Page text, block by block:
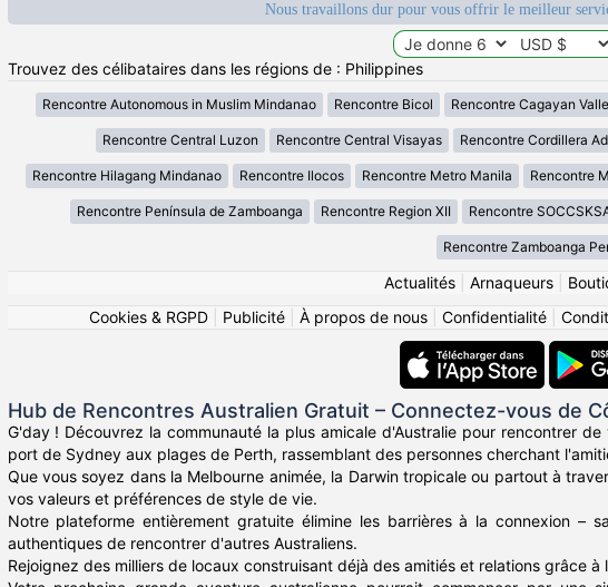
Nous travaillons dur pour vous offrir le meilleur
Trouvez des célibataires dans les régions de : Philippines
Rencontre Autonomous in Muslim Mindanao Rencontre Bicol Rencontre Cagayan
Rencontre Central Luzon Rencontre Central Visayas Rencontre Cordillera
Rencontre Hilagang Mindanao Rencontre Ilocos Rencontre Metro Manila Rencontre
Rencontre Península de Zamboanga Rencontre Region XII Rencontre
Rencontre Zamboanga
Actualités| Arnaqueurs|
Cookies & RGPD| Publicité| À propos de nous| Confidentialité|
Hub de Rencontres Australien Gratuit – Connectez-vous de
G'day ! Découvrez la communauté la plus amicale d'Australie pour rencontrer
port de Sydney aux plages de Perth, rassemblant des personnes cherchant
Que vous soyez dans la Melbourne animée, la Darwin tropicale ou partout à
vos valeurs et préférences de style de vie.
Notre plateforme entièrement gratuite élimine les barrières à la connexion –
authentiques de rencontrer d'autres Australiens.
Rejoignez des milliers de locaux construisant déjà des amitiés et relations grâce